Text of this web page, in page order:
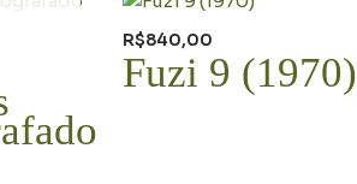
R$840,00
Fuzi 9 (1970)